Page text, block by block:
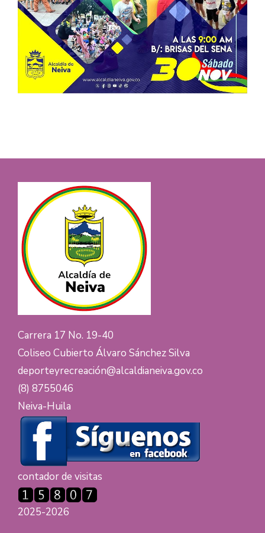
Carrera 17 No. 19-40
Coliseo Cubierto Álvaro Sánchez Silva
deporteyrecreación@alcaldianeiva.gov.co
(8) 8755046
Neiva-Huila
contador de visitas
2025-2026